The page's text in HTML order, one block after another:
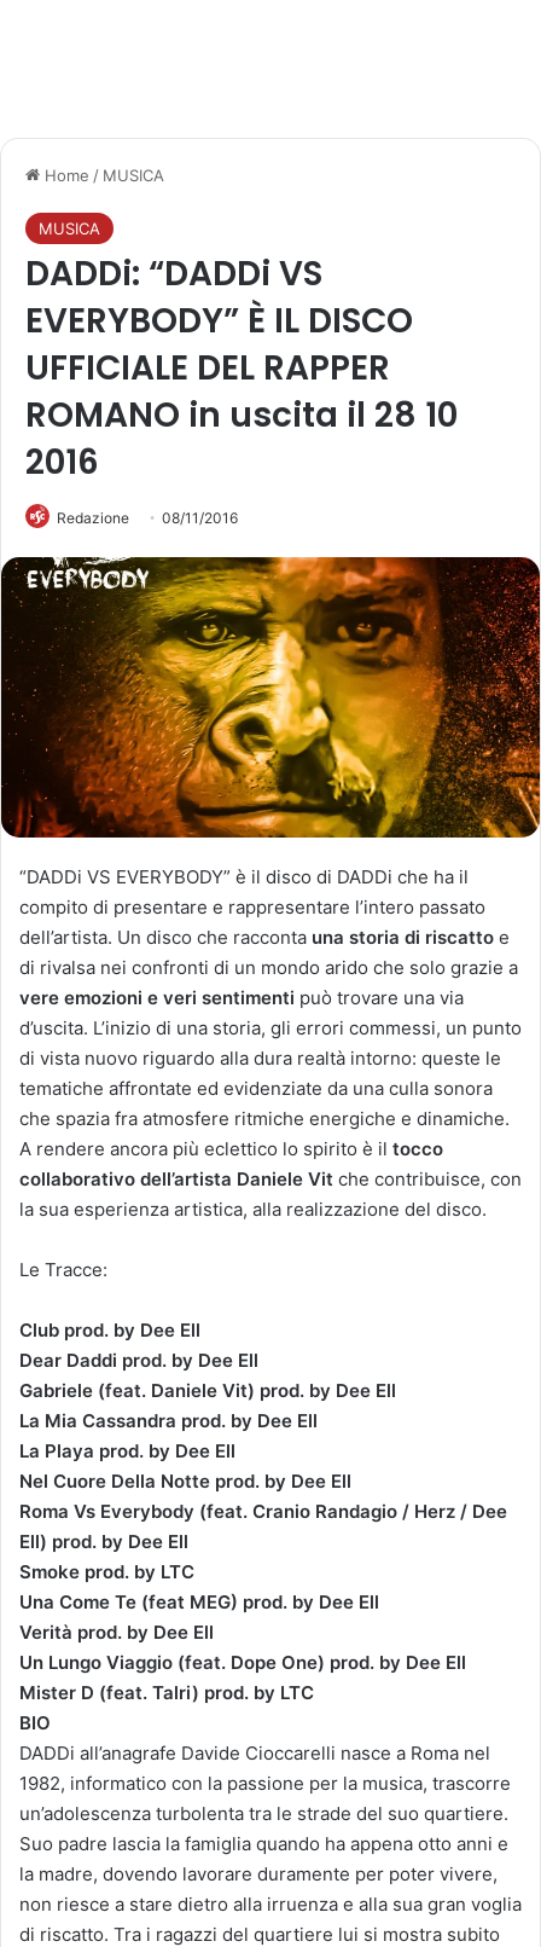
Home / MUSICA
MUSICA
DADDi: “DADDi VS
EVERYBODY” È IL DISCO
UFFICIALE DEL RAPPER
ROMANO in uscita il 28 10
2016
Redazione 08/11/2016
“DADDi VS EVERYBODY” è il disco di DADDi che ha il
compito di presentare e rappresentare l’intero passato
dell’artista. Un disco che racconta una storia di riscatto e
di rivalsa nei confronti di un mondo arido che solo grazie a
vere emozioni e veri sentimenti può trovare una via
d’uscita. L’inizio di una storia, gli errori commessi, un punto
di vista nuovo riguardo alla dura realtà intorno: queste le
tematiche affrontate ed evidenziate da una culla sonora
che spazia fra atmosfere ritmiche energiche e dinamiche.
A rendere ancora più eclettico lo spirito è il tocco
collaborativo dell’artista Daniele Vit che contribuisce, con
la sua esperienza artistica, alla realizzazione del disco.
Le Tracce:
Club prod. by Dee Ell
Dear Daddi prod. by Dee Ell
Gabriele (feat. Daniele Vit) prod. by Dee Ell
La Mia Cassandra prod. by Dee Ell
La Playa prod. by Dee Ell
Nel Cuore Della Notte prod. by Dee Ell
Roma Vs Everybody (feat. Cranio Randagio / Herz / Dee
Ell) prod. by Dee Ell
Smoke prod. by LTC
Una Come Te (feat MEG) prod. by Dee Ell
Verità prod. by Dee Ell
Un Lungo Viaggio (feat. Dope One) prod. by Dee Ell
Mister D (feat. Talri) prod. by LTC
BIO
DADDi all’anagrafe Davide Cioccarelli nasce a Roma nel
1982, informatico con la passione per la musica, trascorre
un’adolescenza turbolenta tra le strade del suo quartiere.
Suo padre lascia la famiglia quando ha appena otto anni e
la madre, dovendo lavorare duramente per poter vivere,
non riesce a stare dietro alla irruenza e alla sua gran voglia
di riscatto. Tra i ragazzi del quartiere lui si mostra subito